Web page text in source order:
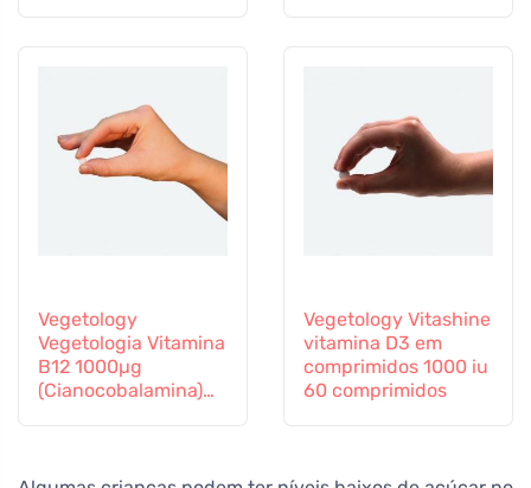
Vegetology
Vegetologia Vitamina
B12 1000µg
(Cianocobalamina)
Vegetology Vitashine
vitamina D3 em
comprimidos 1000 iu
60 comprimidos